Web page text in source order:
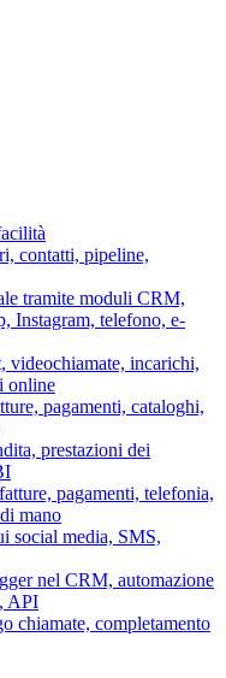
contatti, pipeline,
tramite moduli CRM,
Instagram, telefono, e-
videochiamate, incarichi,
online
pagamenti, cataloghi,
prestazioni dei
pagamenti, telefonia,
mano
social media, SMS,
nel CRM, automazione
API
chiamate, completamento